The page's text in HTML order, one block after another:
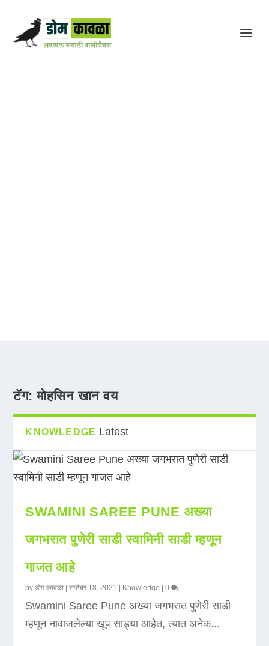
टॅग:मोहसिन खान वय
KNOWLEDGE Latest
SWAMINI SAREE PUNE अख्या
जगभरात पुणेरी साडी स्वामिनी साडी म्हणून
गाजत आहे
byडोम कावळा |सप्टेंबर 18, 2021 Knowledge |0
Swamini Saree Pune अख्या जगभरात पुणेरी साडी
म्हणून नावाजलेल्या खूप साड्या आहेत, त्यात अनेक...